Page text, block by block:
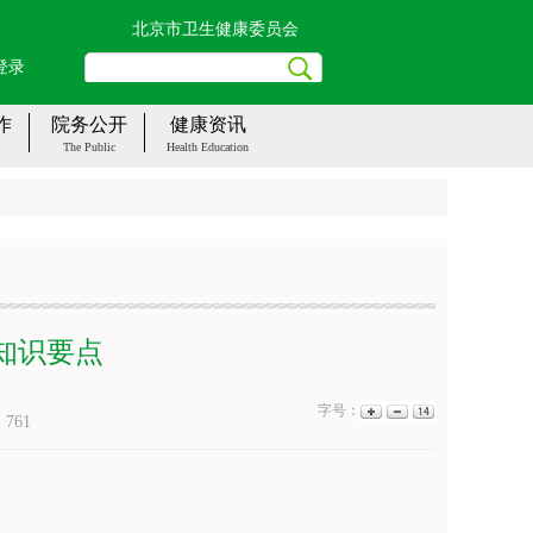
北京市卫生健康委员会
录
院务公开
The Public
健康资讯
Health Education
识要点
761
字号：